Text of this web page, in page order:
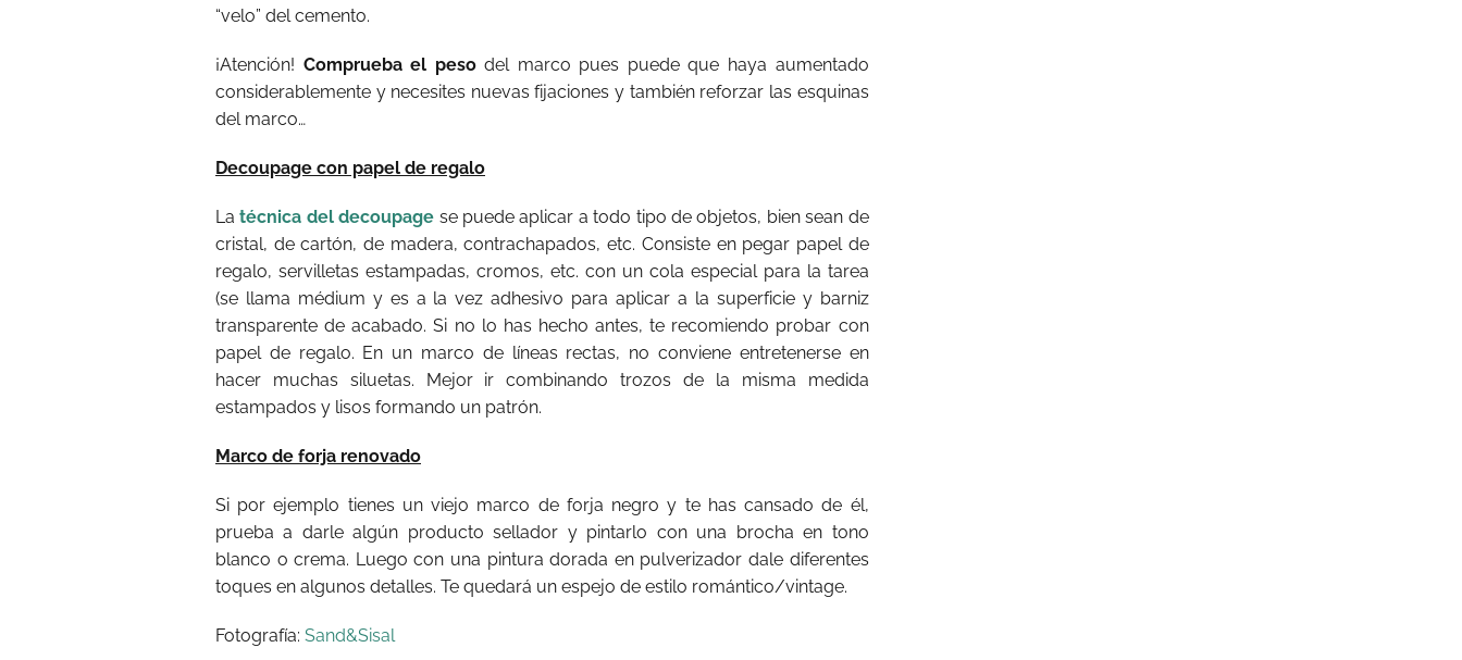
“velo” del cemento.
¡Atención! Comprueba el pesodel marco pues puede que haya aumentado
considerablemente y necesites nuevas fijaciones y también reforzar las esquinas
del marco…
Decoupage con papel de regalo
Latécnica del decoupage se puede aplicar a todo tipo de objetos, bien sean de
cristal, de cartón, de madera, contrachapados, etc. Consiste en pegar papel de
regalo, servilletas estampadas, cromos, etc. con un cola especial para la tarea
(se llama médium y es a la vez adhesivo para aplicar a la superficie y barniz
transparente de acabado. Si no lo has hecho antes, te recomiendo probar con
papel de regalo. En un marco de líneas rectas, no conviene entretenerse en
hacer muchas siluetas. Mejor ir combinando trozos de la misma medida
estampados y lisos formando un patrón.
Marco de forja renovado
Si por ejemplo tienes un viejo marco de forja negro y te has cansado de él,
prueba a darle algún producto sellador y pintarlo con una brocha en tono
blanco o crema. Luego con una pintura dorada en pulverizador dale diferentes
toques en algunos detalles. Te quedará un espejo de estilo romántico/vintage.
Fotografía: Sand&Sisal